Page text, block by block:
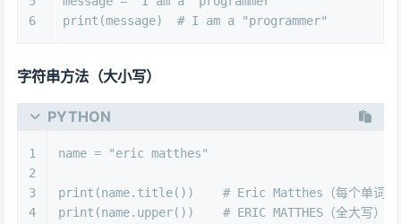
6
print (message) # I am a "programmer"
字符串方法（大小写）
PYTHON
1
2
3
4
name = "eric matthes"
print (name.title()) # Eric Matthes（每个单词首
print (name.upper()) # ERIC MATTHES（全大写）